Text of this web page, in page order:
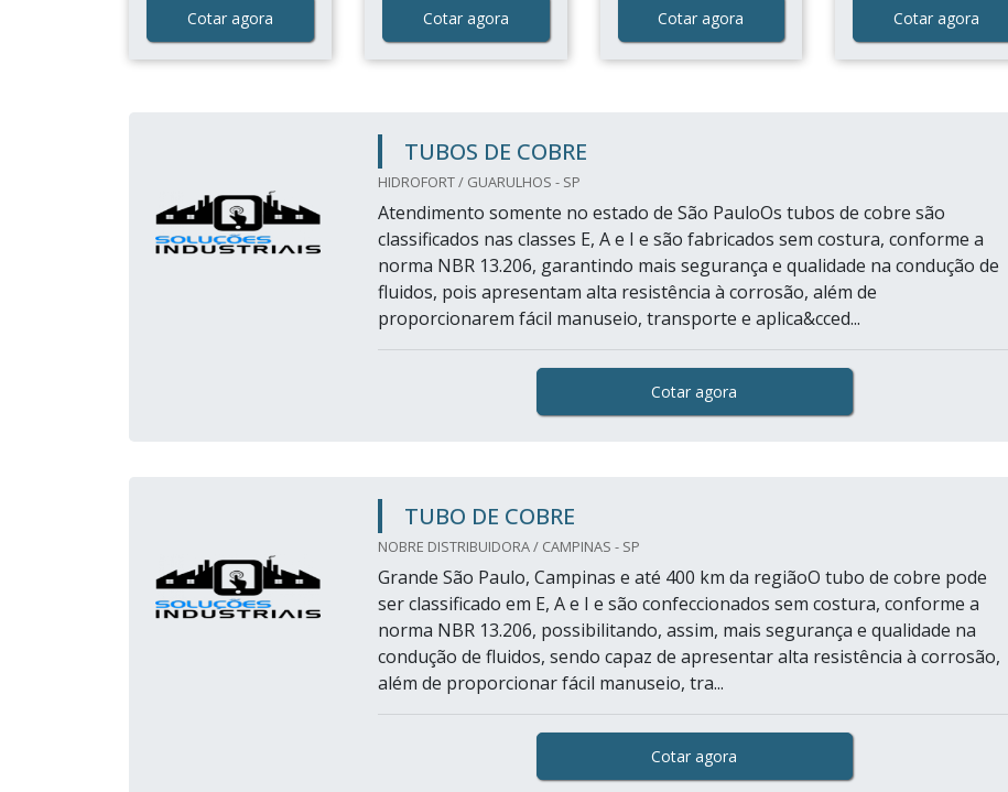
Cotar agora Cotar agora Cotar agora Cotar agora
TUBOS DE COBRE
HIDROFORT / GUARULHOS - SP
Atendimento somente no estado de São PauloOs tubos de cobre são
classificados nas classes E, A e I e são fabricados sem costura, conforme a
norma NBR 13.206, garantindo mais segurança e qualidade na condução de
fluidos, pois apresentam alta resistência à corrosão, além de
proporcionarem fácil manuseio, transporte e aplica&cced...
Cotar agora
TUBO DE COBRE
NOBRE DISTRIBUIDORA / CAMPINAS - SP
Grande São Paulo, Campinas e até 400 km da regiãoO tubo de cobre pode
ser classificado em E, A e I e são confeccionados sem costura, conforme a
norma NBR 13.206, possibilitando, assim, mais segurança e qualidade na
condução de fluidos, sendo capaz de apresentar alta resistência à corrosão,
além de proporcionar fácil manuseio, tra...
Cotar agora